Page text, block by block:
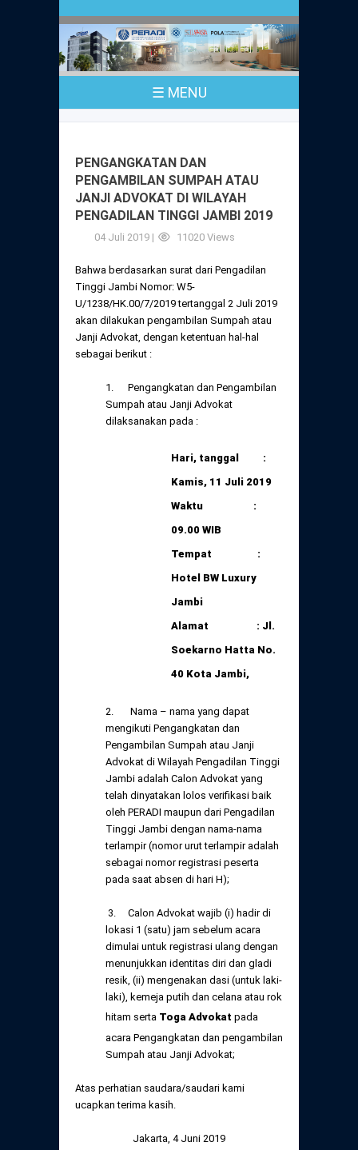
☰ MENU
Sejarah
Pusat Bantuan Hukum
Peraturan
Anggaran Dasar
Peraturan Magang
Peraturan Perpindahan Domisili Anggota
Anggota
PKPA
UPA
Magang
Pengangkatan & Pengambilan Sumpah
Syarat Pengangkatan & Pengambilan
Pengumuman
Dewan Kehormatan
Dewan Kehormatan Pusat
Dewan Kehormatan Daerah
Peraturan Pelaksanaan
Daftar Perkara Dewan Kehormatan Pusat
Daftar Perkara Dewan Kehormatan Daerah
Komisi Pengawas
Komisi Pengawas Daerah
Peraturan Pelaksanaan
Internasional
Certificate of Good Standing (COGS)
PENGANGKATAN DAN
PENGAMBILAN SUMPAH ATAU
JANJI ADVOKAT DI WILAYAH
PENGADILAN TINGGI JAMBI 2019
04 Juli 2019 | 11020 Views
Bahwa berdasarkan surat dari Pengadilan
Tinggi Jambi Nomor: W5-
U/1238/HK.00/7/2019 tertanggal 2 Juli 2019
akan dilakukan pengambilan Sumpah atau
Janji Advokat, dengan ketentuan hal-hal
sebagai berikut :
1. Pengangkatan dan Pengambilan
Sumpah atau Janji Advokat
dilaksanakan pada :
Hari, tanggal :
Kamis, 11 Juli 2019
Waktu :
09.00 WIB
Tempat :
Hotel BW Luxury
Jambi
Alamat : Jl.
Soekarno Hatta No.
40 Kota Jambi,
2. Nama – nama yang dapat
mengikuti Pengangkatan dan
Pengambilan Sumpah atau Janji
Advokat di Wilayah Pengadilan Tinggi
Jambi adalah Calon Advokat yang
telah dinyatakan lolos verifikasi baik
oleh PERADI maupun dari Pengadilan
Tinggi Jambi dengan nama-nama
terlampir (nomor urut terlampir adalah
sebagai nomor registrasi peserta
pada saat absen di hari H);
3. Calon Advokat wajib (i) hadir di
lokasi 1 (satu) jam sebelum acara
dimulai untuk registrasi ulang dengan
menunjukkan identitas diri dan gladi
resik, (ii) mengenakan dasi (untuk laki-
laki), kemeja putih dan celana atau rok
hitam serta Toga Advokat pada
acara Pengangkatan dan pengambilan
Sumpah atau Janji Advokat;
Atas perhatian saudara/saudari kami
ucapkan terima kasih.
Jakarta, 4 Juni 2019